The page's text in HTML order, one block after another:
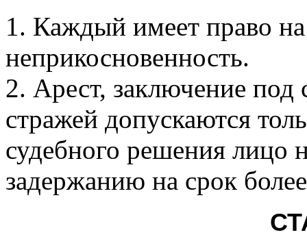
1. Каждый имеет право
неприкосновенность.
2. Арест, заключение
стражей допускаются
судебного решения лицо
задержанию на срок